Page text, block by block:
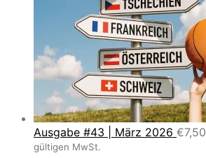
Ausgabe #43 | März 2026 €7,50
gültigen MwSt.